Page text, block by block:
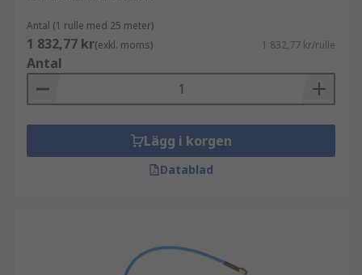
Antal (1 rulle med 25 meter)
1 832,77 kr(exkl. moms) 1 832,77 kr/rulle
Antal
Lägg i korgen
Datablad